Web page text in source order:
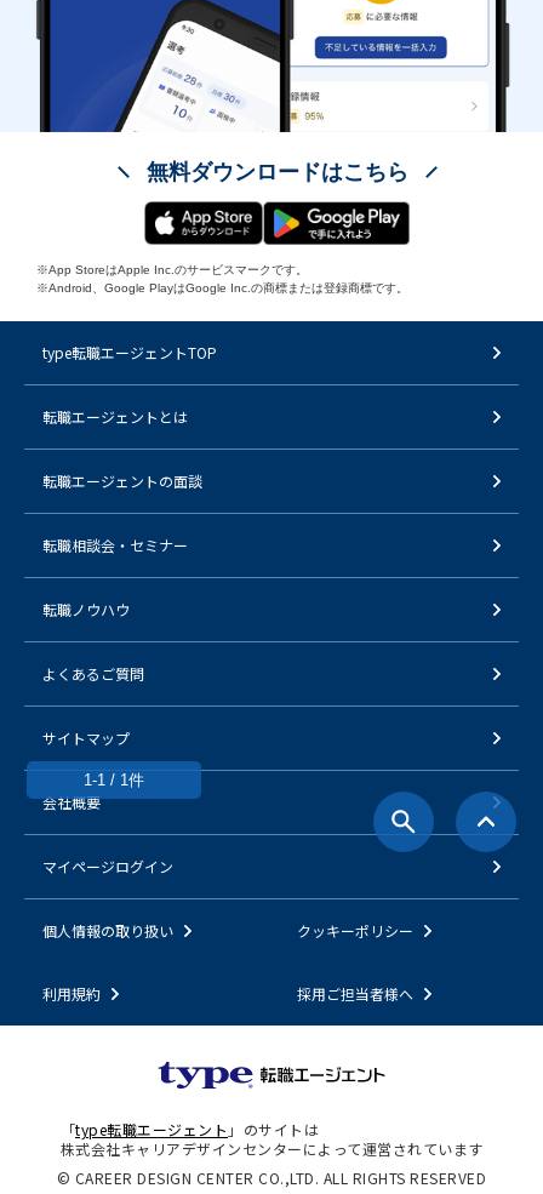
1-1 / 1件
無料ダウンロードはこちら
※App StoreはApple Inc.のサービスマークです。
※Android、Google PlayはGoogle Inc.の商標または登録商標です。
type転職エージェントTOP
転職エージェントとは
転職エージェントの面談
転職相談会・セミナー
転職ノウハウ
よくあるご質問
サイトマップ
会社概要
マイページログイン
個人情報の取り扱い クッキーポリシー
利用規約 採用ご担当者様へ
「type転職エージェント 」のサイトは
株式会社キャリアデザインセンターによって運営されています
© CAREER DESIGN CENTER CO.,LTD. ALL RIGHTS RESERVED